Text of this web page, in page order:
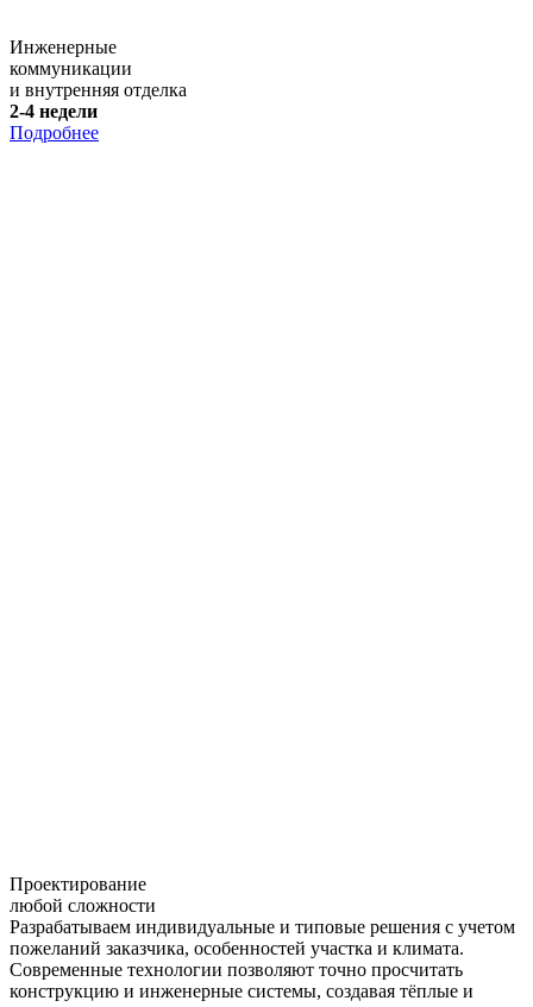
Инженерные
коммуникации
и внутренняя отделка
2-4 недели
Подробнее
Проектирование
любой сложности
Разрабатываем индивидуальные и типовые решения с учетом
пожеланий заказчика, особенностей участка и климата.
Современные технологии позволяют точно просчитать
конструкцию и инженерные системы, создавая тёплые и